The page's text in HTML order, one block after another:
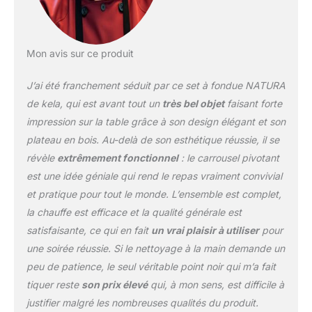
chauffé(e) dans le
induction), puis
maintenu(e) au chaud à
l'aide d'un brûleur, de
sorte qu'aucun câble ne
gêne sur la table. kela,
une entreprise de taille
moyenne avec 120 ans
de tradition, chez elle
grand choix de produits
de qualité pour la cuisine
et la salle de bains, pour
se sentir bien chez soi.
1x set à fondue NATURA
(art. n° 61201) avec 1
Mon avis sur ce produit
J’ai été franchement séduit par ce set à fondue NATURA
de kela, qui est avant tout un très bel objetfaisant forte
impression sur la table grâce à son design élégant et son
plateau en bois. Au-delà de son esthétique réussie, il se
révèle extrêmement fonctionnel: le carrousel pivotant
est une idée géniale qui rend le repas vraiment convivial
et pratique pour tout le monde. L’ensemble est complet,
la chauffe est efficace et la qualité générale est
satisfaisante, ce qui en fait un vrai plaisir à utiliserpour
une soirée réussie. Si le nettoyage à la main demande un
peu de patience, le seul véritable point noir qui m’a fait
tiquer reste son prix élevéqui, à mon sens, est difficile à
justifier malgré les nombreuses qualités du produit.